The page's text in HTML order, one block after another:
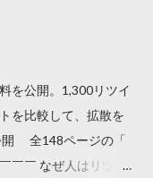
を公開。1,300リツイ
を比較して、拡散を
開 全148ページの「
￣￣ なぜ人はリツイ